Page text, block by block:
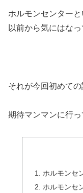
ホルモンセンター
以前から気にはなっ
それが今回初めての
期待マンマンに行っ
ホルモンセ
ホルモンセ